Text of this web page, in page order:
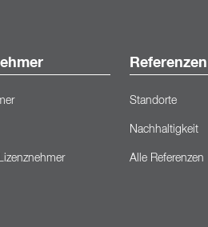
Referenzen
Standorte
Nachhaltigkeit
Alle Referenzen